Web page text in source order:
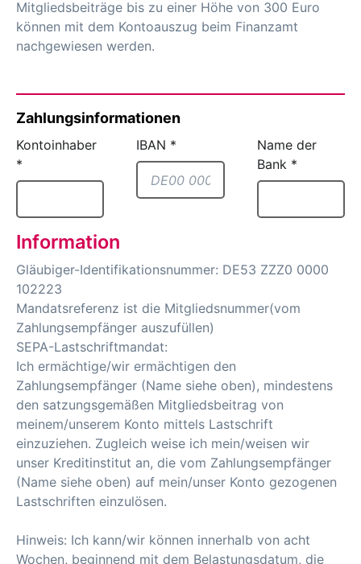
Mitgliedsbeiträge bis zu einer Höhe von 300 Euro
können mit dem Kontoauszug beim Finanzamt
nachgewiesen werden.
Zahlungsinformationen
Kontoinhaber
*
IBAN *
Name der
Bank *
Information
Gläubiger-Identifikationsnummer: DE53 ZZZ0 0000
102223
Mandatsreferenz ist die Mitgliedsnummer(vom
Zahlungsempfänger auszufüllen)
SEPA-Lastschriftmandat:
Ich ermächtige/wir ermächtigen den
Zahlungsempfänger (Name siehe oben), mindestens
den satzungsgemäßen Mitgliedsbeitrag von
meinem/unserem Konto mittels Lastschrift
einzuziehen. Zugleich weise ich mein/weisen wir
unser Kreditinstitut an, die vom Zahlungsempfänger
(Name siehe oben) auf mein/unser Konto gezogenen
Lastschriften einzulösen.
Hinweis: Ich kann/wir können innerhalb von acht
Wochen, beginnend mit dem Belastungsdatum, die